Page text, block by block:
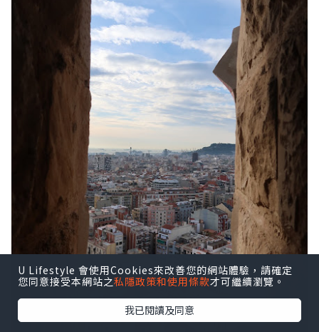
U Lifestyle 會使用Cookies來改善您的網站體驗，請確定
您同意接受本網站之私隱政策和使用條款才可繼續瀏覽。
我已閱讀及同意